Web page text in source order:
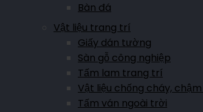
Bàn đá
Vật liệu trang trí
Giấy dán tường
Sàn gỗ công nghiệp
Tấm lam trang trí
Vật liệu chống cháy,
Tấm ván ngoài trời